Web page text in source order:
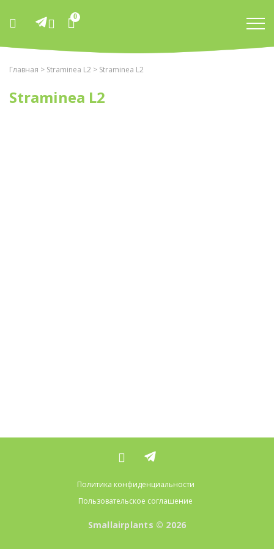
0
Главная > Straminea L2 > Straminea L2
Straminea L2
Политика конфиденциальности
Пользовательское соглашение
Smallairplants © 2026